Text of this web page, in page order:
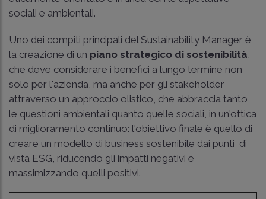
sociali e ambientali.
Uno dei compiti principali del Sustainability Manager è
la creazione di un piano strategico di sostenibilità,
che deve considerare i benefici a lungo termine non
solo per l'azienda, ma anche per gli stakeholder
attraverso un approccio olistico, che abbraccia tanto
le questioni ambientali quanto quelle sociali, in un'ottica
di miglioramento continuo: l'obiettivo finale è quello di
creare un modello di business sostenibile dai punti di
vista ESG, riducendo gli impatti negativi e
massimizzando quelli positivi.